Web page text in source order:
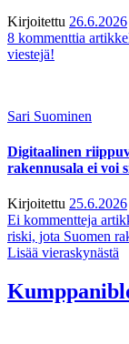
Kirjoitettu 26.6.2026
8 kommenttia
viestejä!
Sari Suominen
Digitaalinen
rakennusala ei voi
Kirjoitettu 25.6.2026
Ei kommentteja
riski, jota Suomen
Lisää vieraskynästä